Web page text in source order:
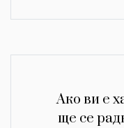
Ако ви е
ще се